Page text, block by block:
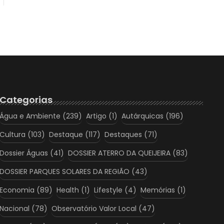
Categorias
Água e Ambiente (239) Artigo (1) Autárquicas (196)
Cultura (103) Destaque (117) Destaques (71)
Dossier Águas (41) DOSSIER ATERRO DA QUEIJEIRA (83)
DOSSIER PARQUES SOLARES DA REGIÃO (43)
Economia (89) Health (1) Lifestyle (4) Memórias (1)
Nacional (78) Observatório Valor Local (47)